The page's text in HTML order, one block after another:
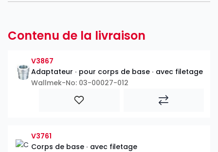
Contenu de la livraison
V3867
Adaptateur ∙ pour corps de base ∙ avec filetage
Wallmek-No: 03-00027-012
V3761
Corps de base ∙ avec filetage